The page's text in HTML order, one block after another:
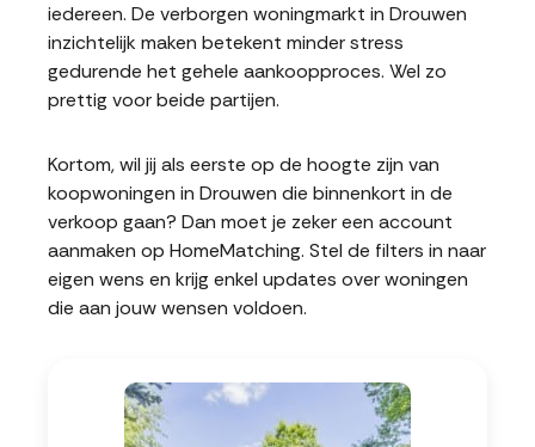
iedereen. De verborgen woningmarkt in Drouwen
inzichtelijk maken betekent minder stress
gedurende het gehele aankoopproces. Wel zo
prettig voor beide partijen.
Kortom, wil jij als eerste op de hoogte zijn van
koopwoningen in Drouwen die binnenkort in de
verkoop gaan? Dan moet je zeker een account
aanmaken op HomeMatching. Stel de filters in naar
eigen wens en krijg enkel updates over woningen
die aan jouw wensen voldoen.